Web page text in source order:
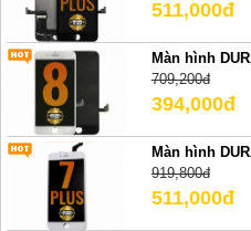
511,000đ
Màn hình
709,200đ
394,000đ
Màn hình
919,800đ
511,000đ